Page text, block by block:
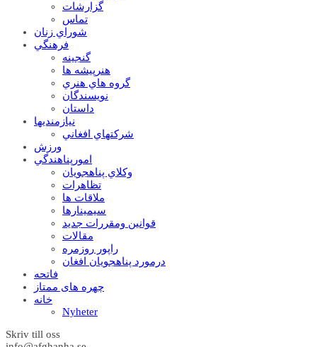
گزارشات
تماس
شوراي زنان
فرهنگي
گنجينه
هنرپيشه ها
گروه هاي هنري
نويسندگان
داستان
نيازمنديها
شرکتهاي افغاني
ورزش
امورپناهندگي
وکلاي پناهجويان
تظاهرات
ملاقات ها
سيمينارها
قوانين ومقررات جديد
مقالات
راپور روزمره
درمورد پناهجويان افغان
فاتحه
چهره های ممتاز
خانه
Nyheter
Skriv till oss